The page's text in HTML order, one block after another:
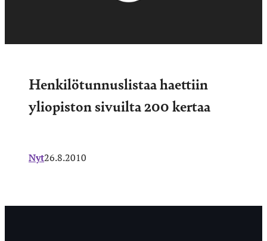
Henkilötunnuslistaa haettiin
yliopiston sivuilta 200 kertaa
Nyt26.8.2010